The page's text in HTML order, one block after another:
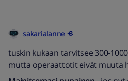
sakarialanne
tuskin kukaan tarvitsee 300-
mutta operaattotit eivät muuta